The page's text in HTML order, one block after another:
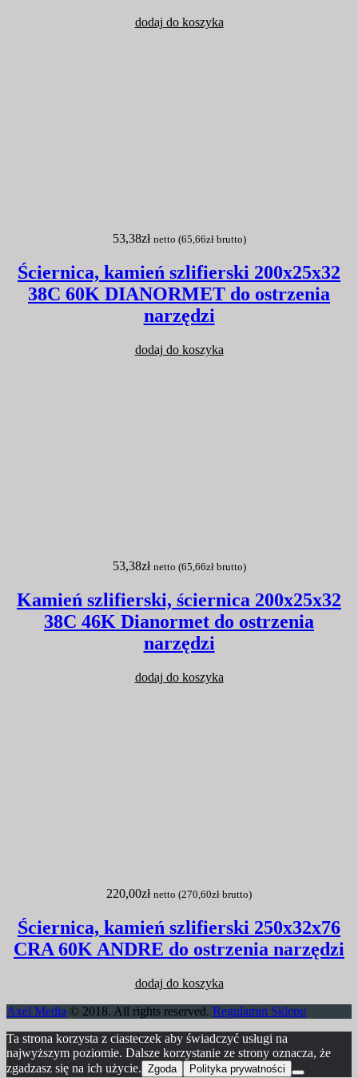
dodaj do koszyka
53,38zł netto (65,66złbrutto)
Ściernica, kamień szlifierski 200x25x32
38C 60K DIANORMET do ostrzenia
narzędzi
dodaj do koszyka
53,38zł netto (65,66złbrutto)
Kamień szlifierski, ściernica 200x25x32
38C 46K Dianormet do ostrzenia
narzędzi
dodaj do koszyka
220,00zł netto (270,60zł brutto)
Ściernica, kamień szlifierski 250x32x76
CRA 60K ANDRE do ostrzenia narzędzi
dodaj do koszyka
Axel Media © 2018. All rights reserved. Regulamin Sklepu
Ta strona korzysta z ciasteczek aby świadczyć usługi na
najwyższym poziomie. Dalsze korzystanie ze strony oznacza, że
zgadzasz się na ich użycie. Zgoda Polityka prywatności